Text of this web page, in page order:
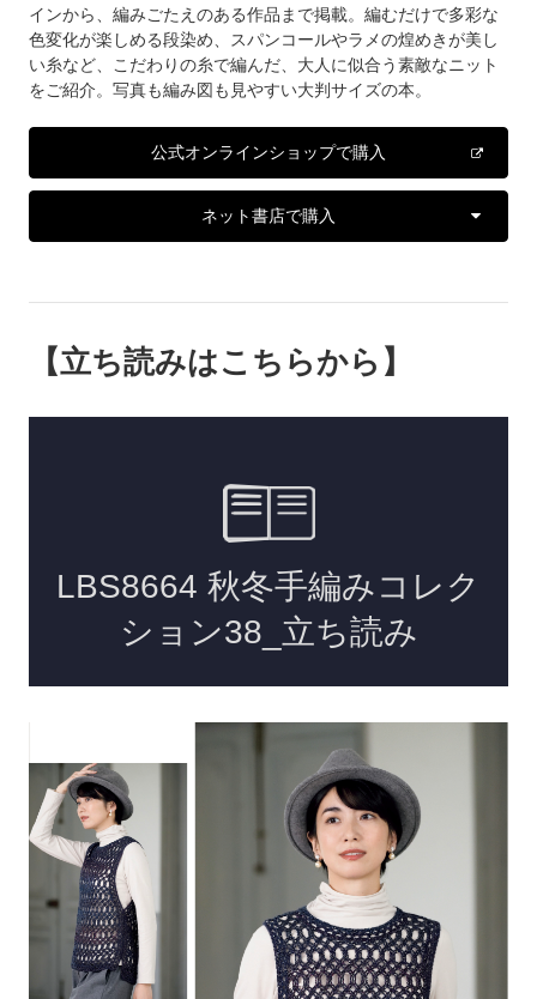
インから、編みごたえのある作品まで掲載。編むだけで多彩な
色変化が楽しめる段染め、スパンコールやラメの煌めきが美し
い糸など、こだわりの糸で編んだ、大人に似合う素敵なニット
をご紹介。写真も編み図も見やすい大判サイズの本。
公式オンラインショップで購入
ネット書店で購入
【立ち読みはこちらから】